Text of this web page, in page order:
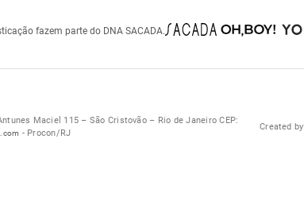
fazem parte do DNA SACADA.
Maciel 115 – São Cristovão – Rio de Janeiro CEP:
- Procon/RJ
Created by